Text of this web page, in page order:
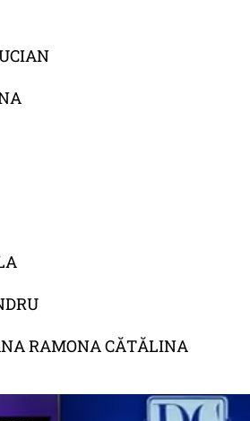
RAMONA CĂTĂLINA